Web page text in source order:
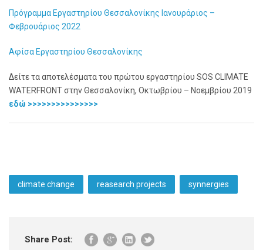
Πρόγραμμα Εργαστηρίου Θεσσαλονίκης Ιανουράριος –
Φεβρουάριος 2022
Αφίσα Εργαστηρίου Θεσσαλονίκης
Δείτε τα αποτελέσματα του πρώτου εργαστηρίου SOS CLIMATE
WATERFRONT στην Θεσσαλονίκη, Οκτωβρίου – Νοεμβρίου 2019
εδώ >>>>>>>>>>>>>>>
climate change reasearch projects synnergies
Share Post: